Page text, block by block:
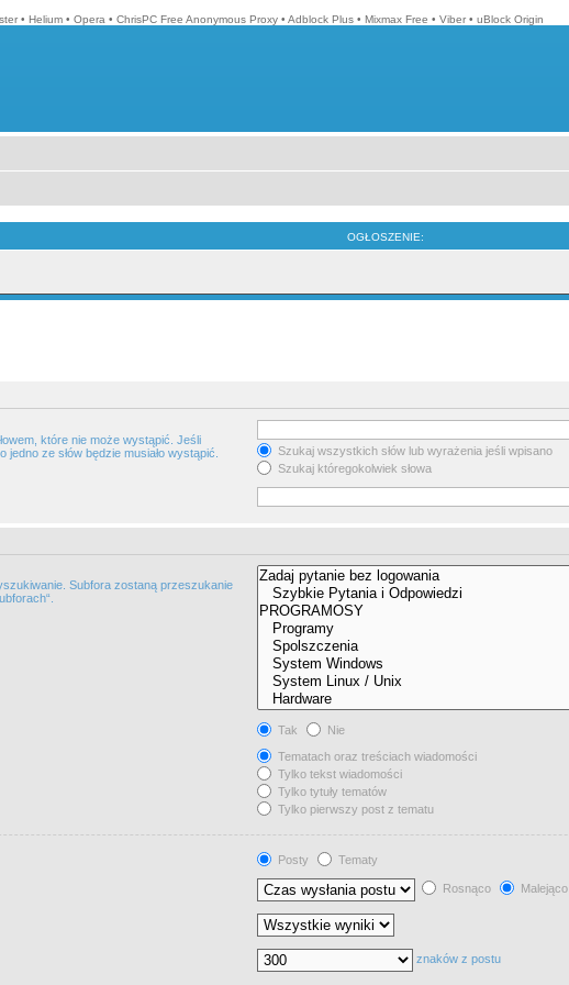
• Helium • Opera • ChrisPC Free Anonymous Proxy • Adblock Plus • Mixmax Free • Viber • uBlock Origin
OGŁOSZENIE:
które nie może wystąpić. Jeśli
ze słów będzie musiało wystąpić.
Szukaj wszystkich słów lub wyrażenia jeśli wpisano
Szukaj któregokolwiek słowa
Subfora zostaną przeszukanie
Tak
Nie
Tematach oraz treściach wiadomości
Tylko tekst wiadomości
Tylko tytuły tematów
Tylko pierwszy post z tematu
Posty
Tematy
Rosnąco Malejąco
znaków z postu